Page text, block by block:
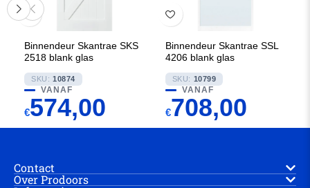
Binnendeur Skantrae SKS
2518 blank glas
SKU: 10874
VANAF
€574,00
Binnendeur Skantrae SSL
4206 blank glas
SKU: 10799
VANAF
€708,00
Contact
Over Prodoors